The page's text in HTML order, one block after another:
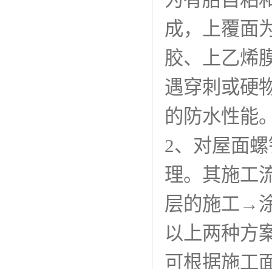
成，上覆面
胶、上乙烯
遇穿刺或硬
的防水性能
2、对屋面
理。其施工
层的施工→
以上两种方
可根据施工